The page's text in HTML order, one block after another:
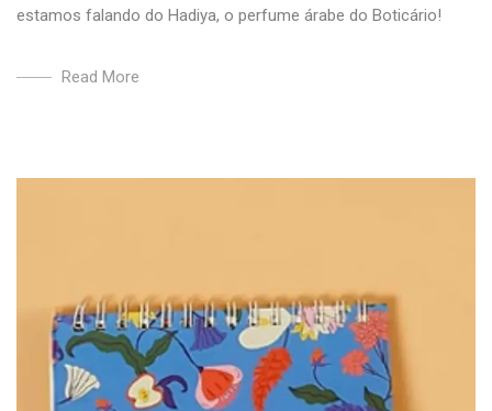
estamos falando do Hadiya, o perfume árabe do Boticário!
Read More